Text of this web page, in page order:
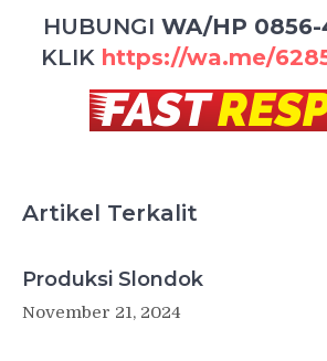
HUBUNGI WA/HP 0856-
KLIK https://wa.me/
Artikel Terkalit
Produksi Slondok
November 21, 2024